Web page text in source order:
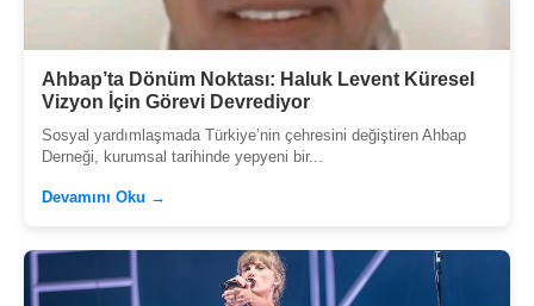
Ahbap’ta Dönüm Noktası: Haluk Levent Küresel
Vizyon İçin Görevi Devrediyor
Sosyal yardımlaşmada Türkiye’nin çehresini değiştiren Ahbap
Derneği, kurumsal tarihinde yepyeni bir...
Devamını Oku →